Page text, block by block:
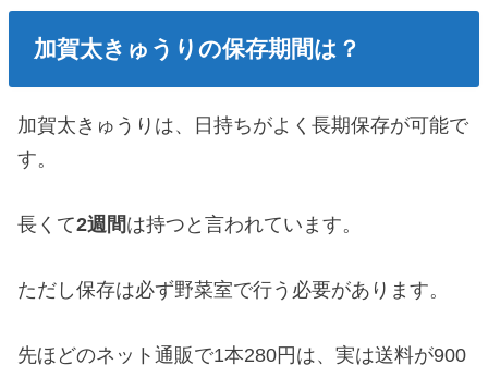
加賀太きゅうりの保存期間は？
加賀太きゅうりは、日持ちがよく長期保存が可能で
す。
長くて2週間は持つと言われています。
ただし保存は必ず野菜室で行う必要があります。
先ほどのネット通販で1本280円は、実は送料が900